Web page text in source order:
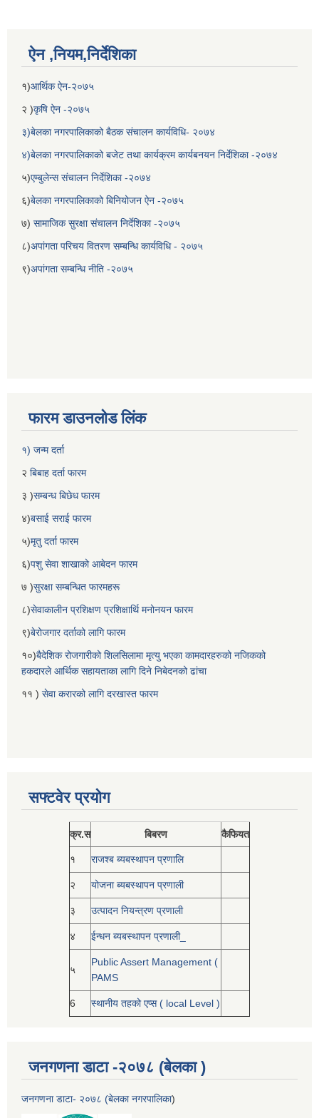
ऐन ,नियम,निर्देशिका
१)आर्थिक ऐन-२०७५
२ )कृषि ऐन -२०७५
३)बेलका नगरपालिकाको बैठक संचालन कार्यविधि- २०७४
४)बेलका नगरपालिकाको बजेट तथा कार्यक्रम कार्यबनयन निर्देशिका -२०७४
५)एम्बुलेन्स संचालन निर्देशिका -२०७४
६)बेलका नगरपालिकाको बिनियोजन ऐन -२०७५
७) सामाजिक सुरक्षा संचालन निर्देशिका -२०७५
८)अपांगता परिचय वितरण सम्बन्धि कार्यविधि - २०७५
९)अपांगता सम्बन्धि नीति -२०७५
फारम डाउनलोड लिंक
१) जन्म दर्ता
२ बिबाह दर्ता फारम
३ )सम्बन्ध बिछेध फारम
४)बसाई सराई फारम
५)मृतु दर्ता फारम
६)पशु सेवा शाखाको आबेदन फारम
७ )सुरक्षा सम्बन्धित फारमहरू
८)सेवाकालीन प्रशिक्षण प्रशिक्षार्थि मनोनयन फारम
९)बेरोजगार दर्ताको लागि फारम
१०)बैदेशिक रोजगारीको शिलसिलामा मृत्यु भएका कामदारहरुको नजिकको
हकदारले आर्थिक सहायताका लागि दिने निबेदनको ढांचा
११ ) सेवा करारको लागि दरखास्त फारम
सफ्टवेर प्रयोग
क्र.स बिबरण कैफियत
१ राजश्ब ब्यबस्थापन प्रणालि
२ योजना ब्यबस्थापन प्रणाली
३ उत्पादन नियन्त्रण प्रणाली
४ ईन्धन ब्यबस्थापन प्रणाली_
५
Public Assert Management (
PAMS
6 स्थानीय तहको एप्स ( local Level )
जनगणना डाटा -२०७८ (बेलका )
जनगणना डाटा- २०७८ (बेलका नगरपालिका)